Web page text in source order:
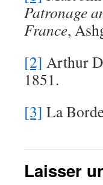
Patronage
France,
[2] Arthur
1851.
[3] La
Laisser